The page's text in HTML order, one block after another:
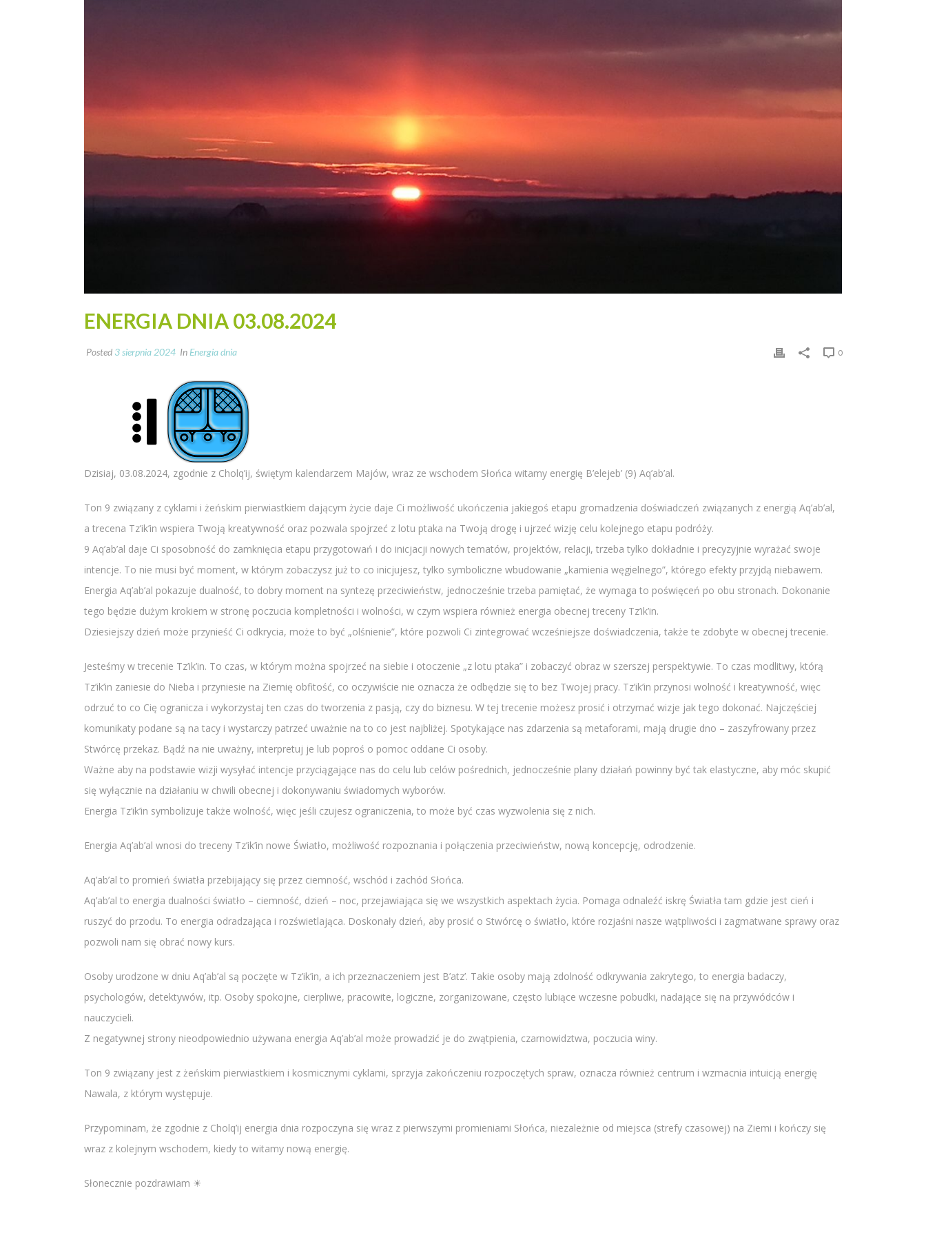
ENERGIA DNIA 03.08.2024
Posted 3 sierpnia 2024 In Energia dnia 0
Dzisiaj, 03.08.2024, zgodnie z Cholq’ij, świętym kalendarzem Majów, wraz ze wschodem Słońca witamy energię B’elejeb’ (9) Aq’ab’al.
Ton 9 związany z cyklami i żeńskim pierwiastkiem dającym życie daje Ci możliwość ukończenia jakiegoś etapu gromadzenia doświadczeń związanych z energią Aq’ab’al,
a trecena Tz’ik’in wspiera Twoją kreatywność oraz pozwala spojrzeć z lotu ptaka na Twoją drogę i ujrzeć wizję celu kolejnego etapu podróży.
9 Aq’ab’al daje Ci sposobność do zamknięcia etapu przygotowań i do inicjacji nowych tematów, projektów, relacji, trzeba tylko dokładnie i precyzyjnie wyrażać swoje
intencje. To nie musi być moment, w którym zobaczysz już to co inicjujesz, tylko symboliczne wbudowanie „kamienia węgielnego”, którego efekty przyjdą niebawem.
Energia Aq’ab’al pokazuje dualność, to dobry moment na syntezę przeciwieństw, jednocześnie trzeba pamiętać, że wymaga to poświęceń po obu stronach. Dokonanie
tego będzie dużym krokiem w stronę poczucia kompletności i wolności, w czym wspiera również energia obecnej treceny Tz’ik’in.
Dziesiejszy dzień może przynieść Ci odkrycia, może to być „olśnienie”, które pozwoli Ci zintegrować wcześniejsze doświadczenia, także te zdobyte w obecnej trecenie.
Jesteśmy w trecenie Tz’ik’in. To czas, w którym można spojrzeć na siebie i otoczenie „z lotu ptaka” i zobaczyć obraz w szerszej perspektywie. To czas modlitwy, którą
Tz’ik’in zaniesie do Nieba i przyniesie na Ziemię obfitość, co oczywiście nie oznacza że odbędzie się to bez Twojej pracy. Tz’ik’in przynosi wolność i kreatywność, więc
odrzuć to co Cię ogranicza i wykorzystaj ten czas do tworzenia z pasją, czy do biznesu. W tej trecenie możesz prosić i otrzymać wizje jak tego dokonać. Najczęściej
komunikaty podane są na tacy i wystarczy patrzeć uważnie na to co jest najbliżej. Spotykające nas zdarzenia są metaforami, mają drugie dno – zaszyfrowany przez
Stwórcę przekaz. Bądź na nie uważny, interpretuj je lub poproś o pomoc oddane Ci osoby.
Ważne aby na podstawie wizji wysyłać intencje przyciągające nas do celu lub celów pośrednich, jednocześnie plany działań powinny być tak elastyczne, aby móc skupić
się wyłącznie na działaniu w chwili obecnej i dokonywaniu świadomych wyborów.
Energia Tz’ik’in symbolizuje także wolność, więc jeśli czujesz ograniczenia, to może być czas wyzwolenia się z nich.
Energia Aq’ab’al wnosi do treceny Tz’ik’in nowe Światło, możliwość rozpoznania i połączenia przeciwieństw, nową koncepcję, odrodzenie.
Aq’ab’al to promień światła przebijający się przez ciemność, wschód i zachód Słońca.
Aq’ab’al to energia dualności światło – ciemność, dzień – noc, przejawiająca się we wszystkich aspektach życia. Pomaga odnaleźć iskrę Światła tam gdzie jest cień i
ruszyć do przodu. To energia odradzająca i rozświetlająca. Doskonały dzień, aby prosić o Stwórcę o światło, które rozjaśni nasze wątpliwości i zagmatwane sprawy oraz
pozwoli nam się obrać nowy kurs.
Osoby urodzone w dniu Aq’ab’al są poczęte w Tz’ik’in, a ich przeznaczeniem jest B’atz’. Takie osoby mają zdolność odkrywania zakrytego, to energia badaczy,
psychologów, detektywów, itp. Osoby spokojne, cierpliwe, pracowite, logiczne, zorganizowane, często lubiące wczesne pobudki, nadające się na przywódców i
nauczycieli.
Z negatywnej strony nieodpowiednio używana energia Aq’ab’al może prowadzić je do zwątpienia, czarnowidztwa, poczucia winy.
Ton 9 związany jest z żeńskim pierwiastkiem i kosmicznymi cyklami, sprzyja zakończeniu rozpoczętych spraw, oznacza również centrum i wzmacnia intuicją energię
Nawala, z którym występuje.
Przypominam, że zgodnie z Cholq’ij energia dnia rozpoczyna się wraz z pierwszymi promieniami Słońca, niezależnie od miejsca (strefy czasowej) na Ziemi i kończy się
wraz z kolejnym wschodem, kiedy to witamy nową energię.
Słonecznie pozdrawiam ☀